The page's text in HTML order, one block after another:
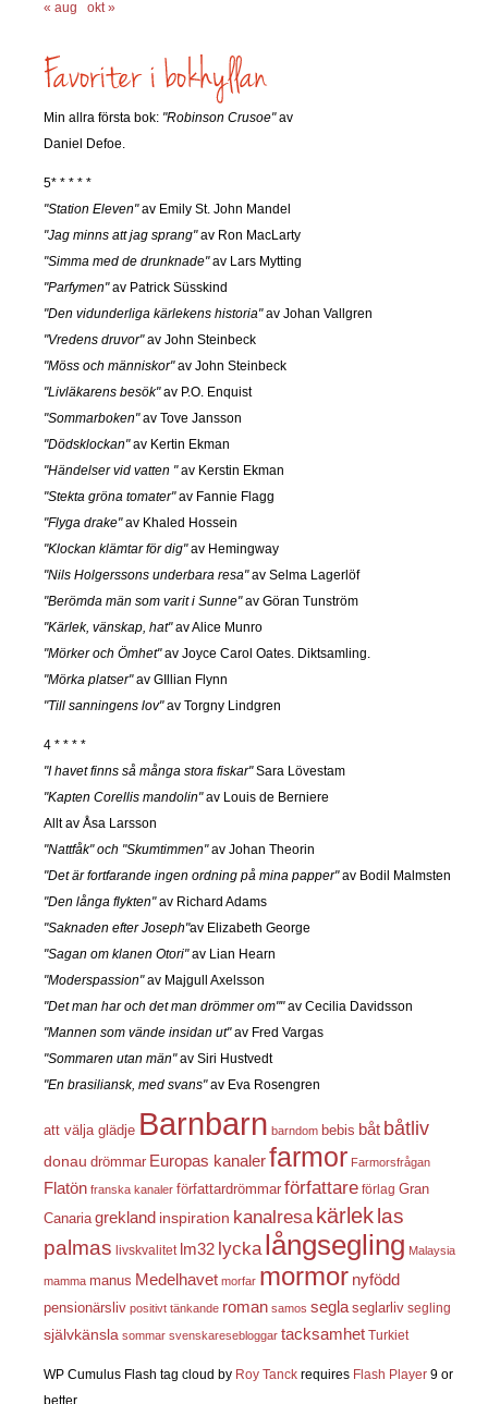
« aug
okt »
Min allra första bok: "Robinson Crusoe"av
Daniel Defoe.
5* * * * *
"Station Eleven"av Emily St. John Mandel
"Jag minns att jag sprang"av Ron MacLarty
"Simma med de drunknade"av Lars Mytting
"Parfymen"av Patrick Süsskind
"Den vidunderliga kärlekens historia"av Johan Vallgren
"Vredens druvor"av John Steinbeck
"Möss och människor"av John Steinbeck
"Livläkarens besök"av P.O. Enquist
"Sommarboken"av Tove Jansson
"Dödsklockan"av Kertin Ekman
"Händelser vid vatten "av Kerstin Ekman
"Stekta gröna tomater"av Fannie Flagg
"Flyga drake"av Khaled Hossein
"Klockan klämtar för dig"av Hemingway
"Nils Holgerssons underbara resa"av Selma Lagerlöf
"Berömda män som varit i Sunne"av Göran Tunström
"Kärlek, vänskap, hat"av Alice Munro
"Mörker och Ömhet"av Joyce Carol Oates. Diktsamling.
"Mörka platser"av GIllian Flynn
"Till sanningens lov"av Torgny Lindgren
4 * * * *
"I havet finns så många stora fiskar"Sara Lövestam
"Kapten Corellis mandolin"av Louis de Berniere
Allt av Åsa Larsson
"Nattfåk" och "Skumtimmen"av Johan Theorin
"Det är fortfarande ingen ordning på mina papper"av Bodil Malmsten
"Den långa flykten"av Richard Adams
"Saknaden efter Joseph"av Elizabeth George
"Sagan om klanen Otori"av Lian Hearn
"Moderspassion"av Majgull Axelsson
"Det man har och det man drömmer om""av Cecilia Davidsson
"Mannen som vände insidan ut"av Fred Vargas
"Sommaren utan män"av Siri Hustvedt
"En brasiliansk, med svans"av Eva Rosengren
att välja glädje Barnbarn barndom bebis båt båtliv
donau drömmar Europas kanalerfarmor Farmorsfrågan
Flatön franska kanaler författardrömmar författare förlag Gran
Canaria grekland inspiration kanalresa kärleklas
palmas livskvalitet lm32 lycka långsegling Malaysia
mamma manus Medelhavet morfar mormor nyfödd
pensionärsliv positivt tänkande roman samos segla seglarliv segling
självkänsla sommar svenskaresebloggar tacksamhet Turkiet
WP Cumulus Flash tag cloud by Roy Tanck requires Flash Player 9 or
better.